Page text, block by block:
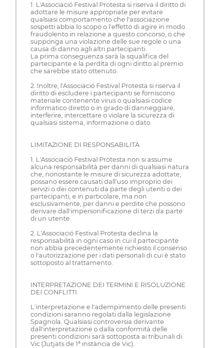
1. L'Associació Festival Protesta si riserva il diritto di
adottare le misure appropriate per evitare
qualsiasi comportamento che l'associazione
sospetti abbia lo scopo o l'effetto di agire in modo
fraudolento in relazione a questo concorso, o che
supponga una violazione delle sue regole o una
causa di danno agli altri partecipanti.
La prima conseguenza sarà la squalifica del
partecipante e la perdita di ogni diritto al premio
che sarebbe stato ottenuto.
2. Inoltre, l'Associació Festival Protesta si riserva il
diritto di escludere i partecipanti se forniscono
materiale contenente virus o qualsiasi codice
informatico diretto o in grado di danneggiare,
interferire, intercettare o violare la sicurezza di
qualsiasi sistema, informazione o dato.
LIMITAZIONE DI RESPONSABILITÀ
1. L'Associació Festival Protesta non si assume
alcuna responsabilità per danni di qualsiasi natura
che, nonostante le misure di sicurezza adottate,
possano essere causati dall'uso improprio dei
servizi o dei contenuti da parte degli utenti o dei
partecipanti, e in particolare, ma non
esclusivamente, per danni e perdite che possono
derivare dall'impersonificazione di terzi da parte
di un utente.
2. L'Associació Festival Protesta declina la
responsabilità in ogni caso in cui il partecipante
non abbia precedentemente richiesto il consenso
o l'autorizzazione per i dati personali di cui è stato
sottoposto al trattamento.
INTERPRETAZIONE DEI TERMINI E RISOLUZIONE
DEI CONFLITTI
L'interpretazione e l'adempimento delle presenti
condizioni saranno regolati dalla legislazione
Spagnola. Qualsiasi controversia derivante
dall'interpretazione o dalla conformità delle
presenti condizioni sarà sottoposta ai tribunali di
Vic (Jutjats de 1ª instància de Vic).